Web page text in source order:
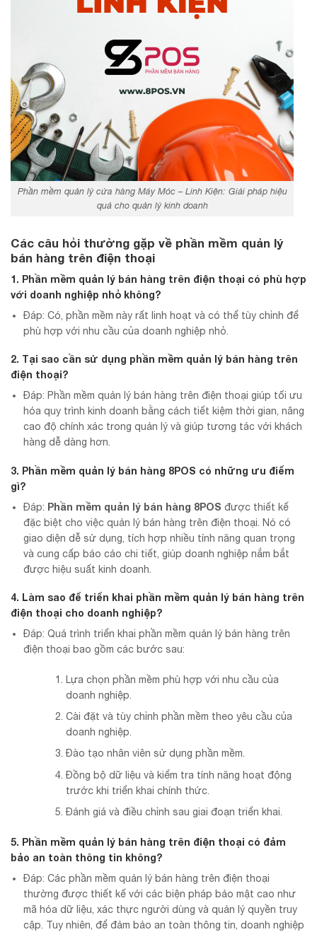
Phần mềm quản lý cửa hàng Máy Móc – Linh Kiện: Giải pháp hiệu
quả cho quản lý kinh doanh
Các câu hỏi thường gặp về phần mềm quản lý
bán hàng trên điện thoại
1. Phần mềm quản lý bán hàng trên điện thoại có phù hợp
với doanh nghiệp nhỏ không?
Đáp: Có, phần mềm này rất linh hoạt và có thể tùy chỉnh để
phù hợp với nhu cầu của doanh nghiệp nhỏ.
2. Tại sao cần sử dụng phần mềm quản lý bán hàng trên
điện thoại?
Đáp: Phần mềm quản lý bán hàng trên điện thoại giúp tối ưu
hóa quy trình kinh doanh bằng cách tiết kiệm thời gian, nâng
cao độ chính xác trong quản lý và giúp tương tác với khách
hàng dễ dàng hơn.
3. Phần mềm quản lý bán hàng 8POS có những ưu điểm
gì?
Đáp: Phần mềm quản lý bán hàng 8POS được thiết kế
đặc biệt cho việc quản lý bán hàng trên điện thoại. Nó có
giao diện dễ sử dụng, tích hợp nhiều tính năng quan trọng
và cung cấp báo cáo chi tiết, giúp doanh nghiệp nắm bắt
được hiệu suất kinh doanh.
4. Làm sao để triển khai phần mềm quản lý bán hàng trên
điện thoại cho doanh nghiệp?
Đáp: Quá trình triển khai phần mềm quản lý bán hàng trên
điện thoại bao gồm các bước sau:
Lựa chọn phần mềm phù hợp với nhu cầu của
doanh nghiệp.
Cài đặt và tùy chỉnh phần mềm theo yêu cầu của
doanh nghiệp.
Đào tạo nhân viên sử dụng phần mềm.
Đồng bộ dữ liệu và kiểm tra tính năng hoạt động
trước khi triển khai chính thức.
Đánh giá và điều chỉnh sau giai đoạn triển khai.
5. Phần mềm quản lý bán hàng trên điện thoại có đảm
bảo an toàn thông tin không?
Đáp: Các phần mềm quản lý bán hàng trên điện thoại
thường được thiết kế với các biện pháp bảo mật cao như
mã hóa dữ liệu, xác thực người dùng và quản lý quyền truy
cập. Tuy nhiên, để đảm bảo an toàn thông tin, doanh nghiệp